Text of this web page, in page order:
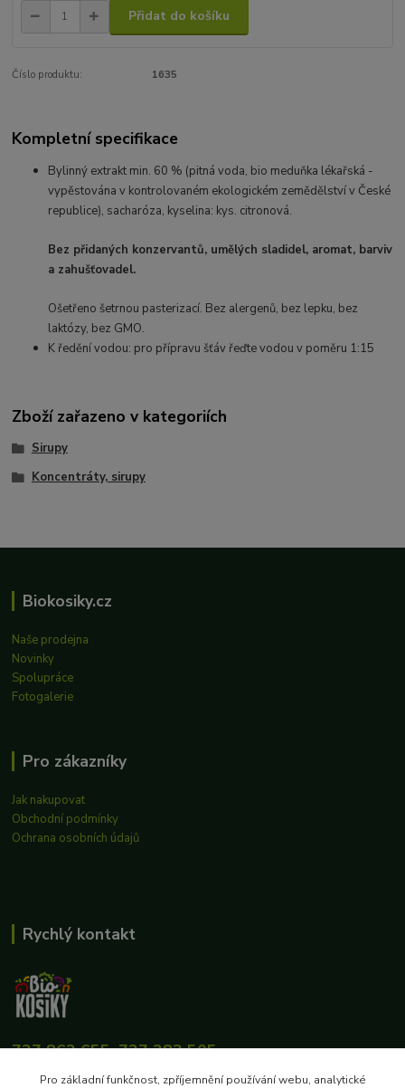
Přidat do košíku
Číslo produktu: 1635
Kompletní specifikace
Bylinný extrakt min. 60 % (pitná voda, bio meduňka lékařská -
vypěstována v kontrolovaném ekologickém zemědělství v České
republice), sacharóza, kyselina: kys. citronová.
Bez přidaných konzervantů, umělých sladidel, aromat, barviv
a zahušťovadel.
Ošetřeno šetrnou pasterizací. Bez alergenů, bez lepku, bez
laktózy, bez GMO.
K ředění vodou: pro přípravu šťáv řeďte vodou v poměru 1:15
Zboží zařazeno v kategoriích
Sirupy
Koncentráty, sirupy
Biokosiky.cz
Naše prodejna
Novinky
Spolupráce
Fotogalerie
Pro zákazníky
Jak nakupovat
Obchodní podmínky
Ochrana osobních údajů
Rychlý kontakt
727 862 655, 737 283 505
Pro základní funkčnost, zpříjemnění používání webu, analytické